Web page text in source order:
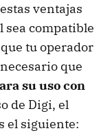
ventajas
sea compatible
tu operador
que
su uso con
de Digi, el
el siguiente: